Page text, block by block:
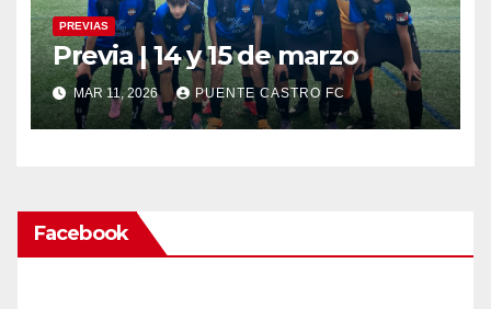
PREVIAS
Previa | 14 y 15 de marzo
MAR 11, 2026 PUENTE CASTRO FC
Facebook